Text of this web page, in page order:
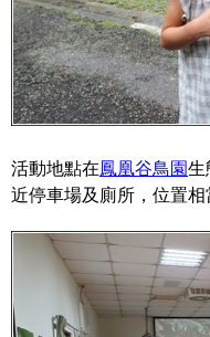
活動地點在鳳凰谷鳥園生
近停車場及廁所，位置相